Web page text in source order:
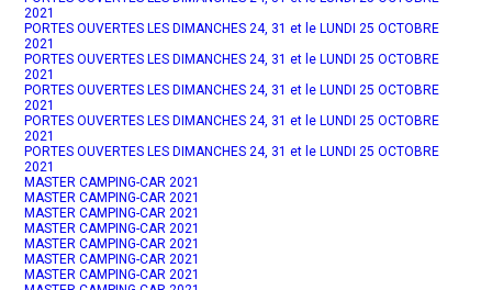
2021
PORTES OUVERTES LES DIMANCHES 24, 31 et le LUNDI 25 OCTOBRE
2021
PORTES OUVERTES LES DIMANCHES 24, 31 et le LUNDI 25 OCTOBRE
2021
PORTES OUVERTES LES DIMANCHES 24, 31 et le LUNDI 25 OCTOBRE
2021
PORTES OUVERTES LES DIMANCHES 24, 31 et le LUNDI 25 OCTOBRE
2021
PORTES OUVERTES LES DIMANCHES 24, 31 et le LUNDI 25 OCTOBRE
2021
MASTER CAMPING-CAR 2021
MASTER CAMPING-CAR 2021
MASTER CAMPING-CAR 2021
MASTER CAMPING-CAR 2021
MASTER CAMPING-CAR 2021
MASTER CAMPING-CAR 2021
MASTER CAMPING-CAR 2021